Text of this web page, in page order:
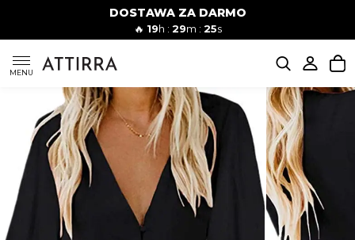
DOSTAWA ZA DARMO
🔥 19h : 29m : 24s
MENU
Mężczyźni
SUKIENKI
KOMPLETY
KOMBINEZONY
DÓŁ DAMSKIE